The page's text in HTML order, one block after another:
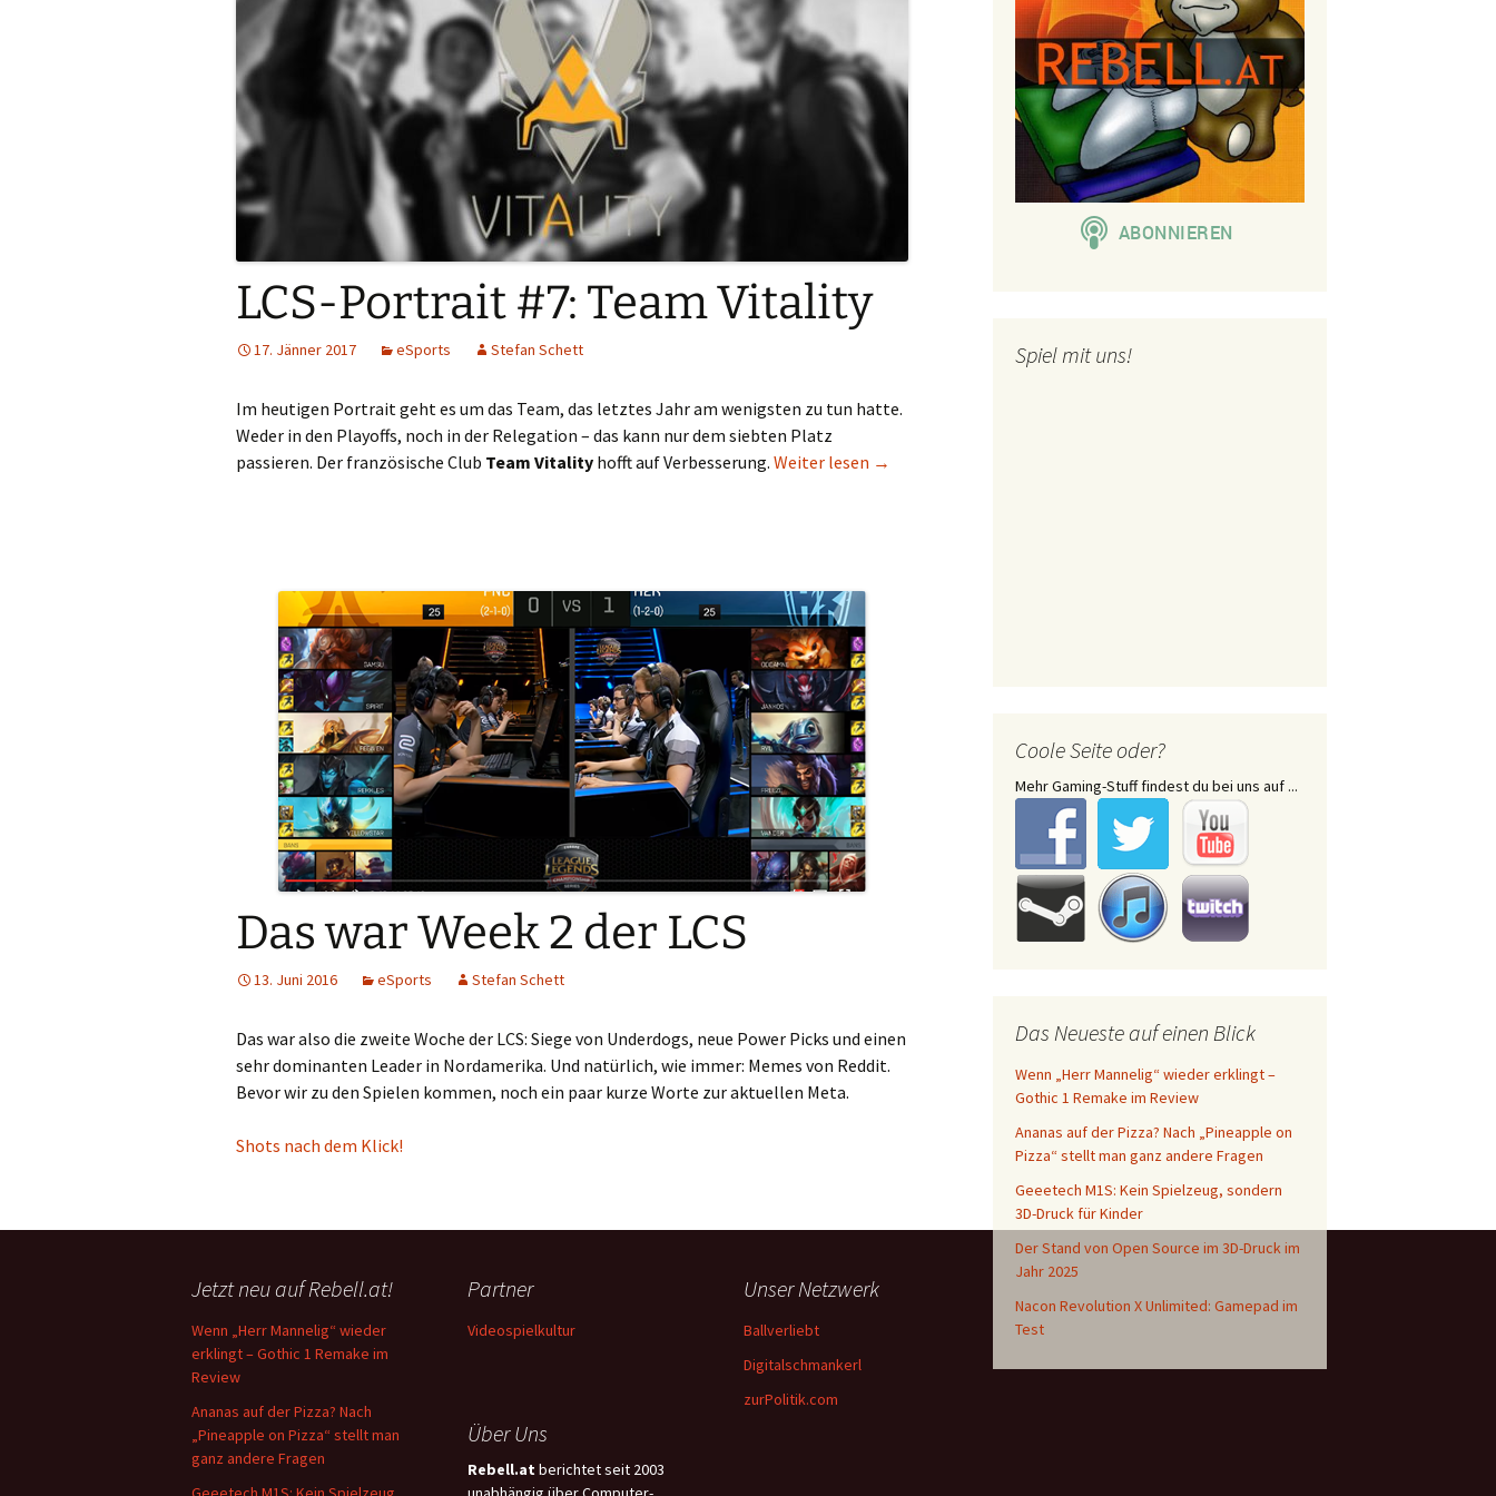
LCS-Portrait #7: Team Vitality
17. Jänner 2017 eSports Stefan Schett
Im heutigen Portrait geht es um das Team, das letztes Jahr am wenigsten zu tun hatte.
Weder in den Playoffs, noch in der Relegation – das kann nur dem siebten Platz
passieren. Der französische Club Team Vitality hofft auf Verbesserung. Weiter lesen LCS-Portrait #7: Team Vitality
→
Das war Week 2 der LCS
13. Juni 2016 eSports Stefan Schett
Das war also die zweite Woche der LCS: Siege von Underdogs, neue Power Picks und einen
sehr dominanten Leader in Nordamerika. Und natürlich, wie immer: Memes von Reddit.
Bevor wir zu den Spielen kommen, noch ein paar kurze Worte zur aktuellen Meta.
Shots nach dem Klick!
Spiel mit uns!
Coole Seite oder?
Mehr Gaming-Stuff findest du bei uns auf ...
Das Neueste auf einen Blick
Wenn „Herr Mannelig“ wieder erklingt –
Gothic 1 Remake im Review
Ananas auf der Pizza? Nach „Pineapple on
Pizza“ stellt man ganz andere Fragen
Geeetech M1S: Kein Spielzeug, sondern
3D-Druck für Kinder
Der Stand von Open Source im 3D-Druck im
Jahr 2025
Nacon Revolution X Unlimited: Gamepad im
Test
Jetzt neu auf Rebell.at!
Wenn „Herr Mannelig“ wieder
erklingt – Gothic 1 Remake im
Review
Ananas auf der Pizza? Nach
„Pineapple on Pizza“ stellt man
ganz andere Fragen
Partner
Videospielkultur
Unser Netzwerk
Ballverliebt
Digitalschmankerl
zurPolitik.com
Über Uns
Rebell.at berichtet seit 2003